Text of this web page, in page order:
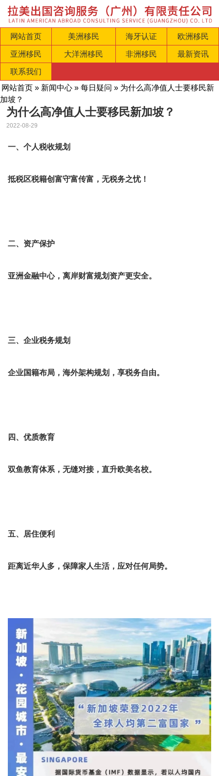
网站首页 美洲移民 海牙认证 欧洲移民
亚洲移民 大洋洲移民 非洲移民 最新资讯
联系我们
网站首页 » 新闻中心 » 每日疑问 » 为什么高净值人士要移民新
加坡？
为什么高净值人士要移民新加坡？
2022-08-29
一、个人税收规划
抵税区税籍创富守富传富，无税务之忧！
二、资产保护
亚洲金融中心，离岸财富规划资产更安全。
三、企业税务规划
企业国籍布局，海外架构规划，享税务自由。
四、优质教育
双鱼教育体系，无缝对接，直升欧美名校。
五、居住便利
距离近华人多，保障家人生活，应对任何局势。